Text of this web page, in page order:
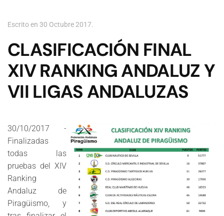
Escrito en 30 Octubre 2017.
CLASIFICACIÓN FINAL
XIV RANKING ANDALUZ Y
VII LIGAS ANDALUZAS
30/10/2017 -
Finalizadas
todas las
pruebas del XIV
Ranking
Andaluz de
Piragüismo, y